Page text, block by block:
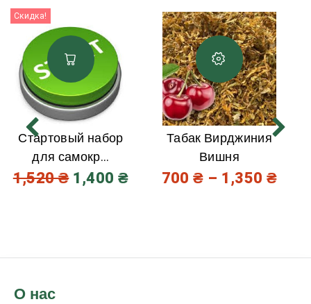
Скидка!
Стартовый набор
для самокр...
1,520₴ 1,400 ₴
Табак Вирджиния
Вишня
700₴ – 1,350 ₴
О нас